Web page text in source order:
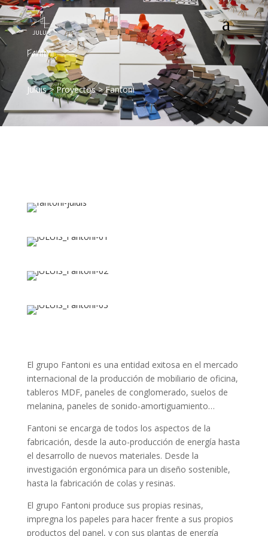
Fantoni
Juluis>Proyectos>Fantoni
El grupo Fantoni es una entidad exitosa en el mercado
internacional de la producción de mobiliario de oficina,
tableros MDF, paneles de conglomerado, suelos de
melanina, paneles de sonido-amortiguamiento…
Fantoni se encarga de todos los aspectos de la
fabricación, desde la auto-producción de energía hasta
el desarrollo de nuevos materiales. Desde la
investigación ergonómica para un diseño sostenible,
hasta la fabricación de colas y resinas.
El grupo Fantoni produce sus propias resinas,
impregna los papeles para hacer frente a sus propios
productos del panel, y con sus plantas de energía